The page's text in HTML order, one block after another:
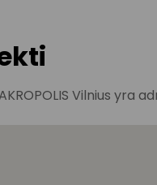
Vilnius yra